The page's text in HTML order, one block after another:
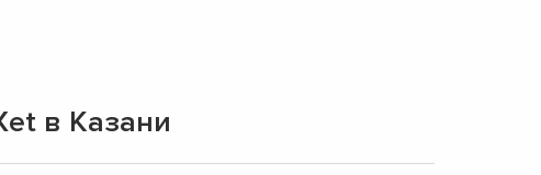
в Казани